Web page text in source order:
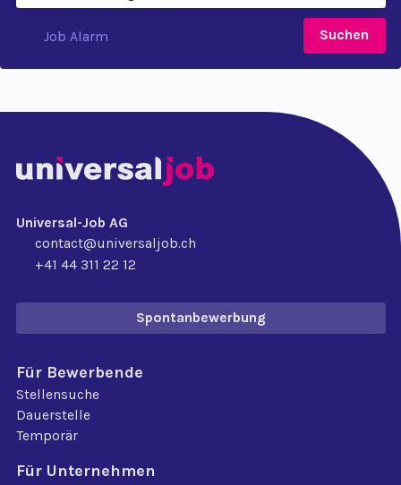
Suchen
Job Alarm
Universal-Job AG
contact@universaljob.ch
+41 44 311 22 12
Spontanbewerbung
Für Bewerbende
Stellensuche
Dauerstelle
Temporär
Für Unternehmen